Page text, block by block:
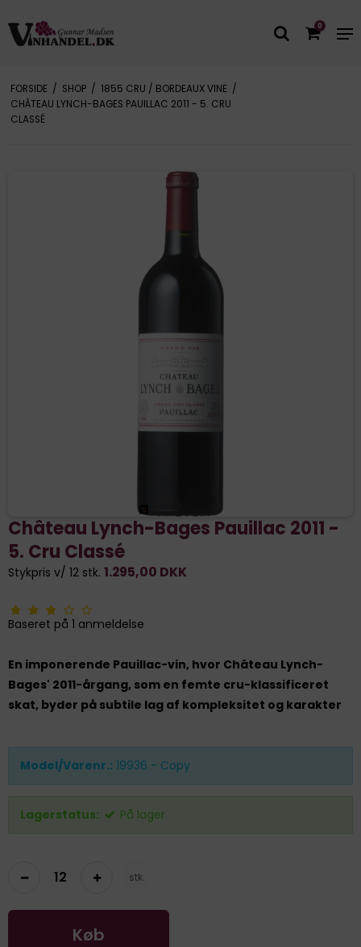
0
FORSIDE / SHOP / 1855 CRU / BORDEAUX VINE /
CHÂTEAU LYNCH-BAGES PAUILLAC 2011 - 5. CRU
CLASSÉ
Château Lynch-Bages Pauillac 2011 -
5. Cru Classé
Stykpris v/ 12 stk. 1.295,00 DKK
Baseret på 1 anmeldelse
En imponerende Pauillac-vin, hvor Château Lynch-
Bages' 2011-årgang, som en femte cru-klassificeret
skat, byder på subtile lag af kompleksitet og karakter
Model/Varenr.: 19936 - Copy
Lagerstatus: På lager
stk.
Køb